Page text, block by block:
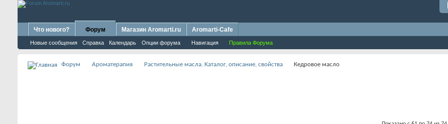
Что нового? Форум
Новые сообщения Справка Календарь Опции форума Навигация Правила Форума
Магазин Aromarti.ru Aromarti-Cafe
Форум Ароматерапия Растительные масла. Каталог, описание, свойства Кедровое масло